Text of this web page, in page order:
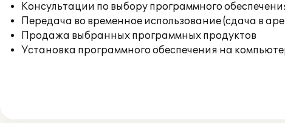
Консультации по выбору программного
Передача во временное использование (сдача в
Продажа выбранных программных продуктов
Установка программного обеспечения на